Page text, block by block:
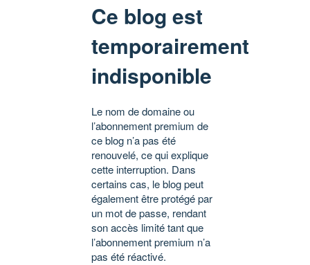
Ce blog est
temporairement
indisponible
Le nom de domaine ou
l’abonnement premium de
ce blog n’a pas été
renouvelé, ce qui explique
cette interruption. Dans
certains cas, le blog peut
également être protégé par
un mot de passe, rendant
son accès limité tant que
l’abonnement premium n’a
pas été réactivé.